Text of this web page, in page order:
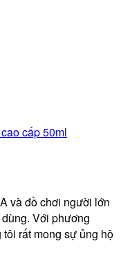
cấp 50ml
và đồ chơi người lớn
Với phương
rất mong sự ủng hộ